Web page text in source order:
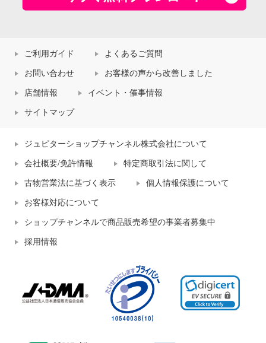
ご利用ガイド よくあるご質問
お問い合わせ お客様の声から改善しました
店舗情報 イベント・催事情報
サイトマップ
ジュピターショップチャンネル株式会社について
会社概要/免許情報 特定商取引法に関して
古物営業法に基づく表示 個人情報保護について
お客様対応について
ショップチャンネルで商品販売希望の事業者募集中
採用情報